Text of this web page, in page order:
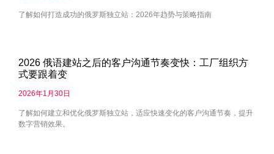
了解如何打造成功的俄罗斯独立站：2026年趋势与策略指南
2026 俄语建站之后的客户沟通节奏变快：工厂组织方
式要跟着变
2026年1月30日
了解如何建立和优化俄罗斯独立站，适应快速变化的客户沟通节奏，提升
数字营销效果。